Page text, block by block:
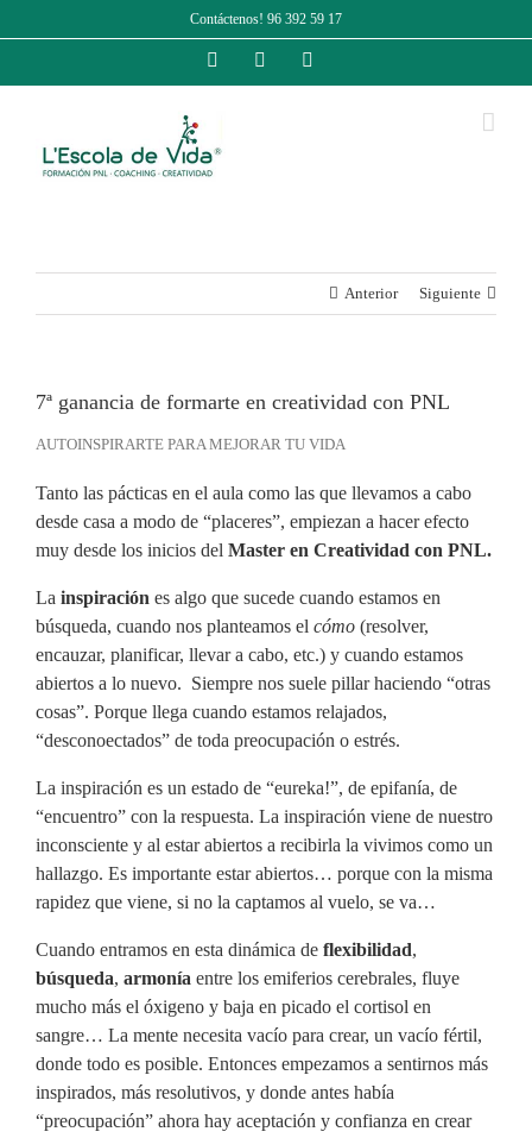
Contáctenos! 96 392 59 17
FacebookInstagram
Anterior Siguiente
7ª ganancia de formarte en creatividad con PNL
AUTOINSPIRARTE PARA MEJORAR TU VIDA
Tanto las pácticas en el aula como las que llevamos a cabo
desde casa a modo de “placeres”, empiezan a hacer efecto
muy desde los inicios del Master en Creatividad con PNL.
La inspiración es algo que sucede cuando estamos en
búsqueda, cuando nos planteamos el cómo (resolver,
encauzar, planificar, llevar a cabo, etc.) y cuando estamos
abiertos a lo nuevo. Siempre nos suele pillar haciendo “otras
cosas”. Porque llega cuando estamos relajados,
“desconoectados” de toda preocupación o estrés.
La inspiración es un estado de “eureka!”, de epifanía, de
“encuentro” con la respuesta. La inspiración viene de nuestro
inconsciente y al estar abiertos a recibirla la vivimos como un
hallazgo. Es importante estar abiertos… porque con la misma
rapidez que viene, si no la captamos al vuelo, se va…
Cuando entramos en esta dinámica de flexibilidad,
búsqueda, armonía entre los emiferios cerebrales, fluye
mucho más el óxigeno y baja en picado el cortisol en
sangre… La mente necesita vacío para crear, un vacío fértil,
donde todo es posible. Entonces empezamos a sentirnos más
inspirados, más resolutivos, y donde antes había
“preocupación” ahora hay aceptación y confianza en crear